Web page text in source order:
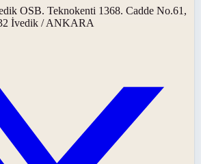
OSB. Teknokenti 1368. Cadde No.61,
İvedik / ANKARA